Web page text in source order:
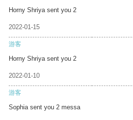
Horny Shriya sent you 2
2022-01-15
游客
Horny Shriya sent you 2
2022-01-10
游客
Sophia sent you 2 messa